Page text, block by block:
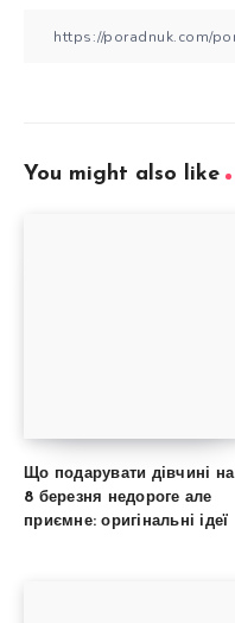
You might also like
Що подарувати дівчині на
8 березня недороге але
приємне: оригінальні ідеї